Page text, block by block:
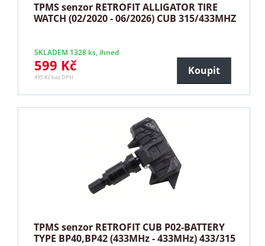
TPMS senzor RETROFIT ALLIGATOR TIRE
WATCH (02/2020 - 06/2026) CUB 315/433MHZ
SKLADEM 1328 ks, ihned
599 Kč
495 Kč bez DPH
Koupit
TPMS senzor RETROFIT CUB P02-BATTERY
TYPE BP40,BP42 (433MHz - 433MHz) 433/315